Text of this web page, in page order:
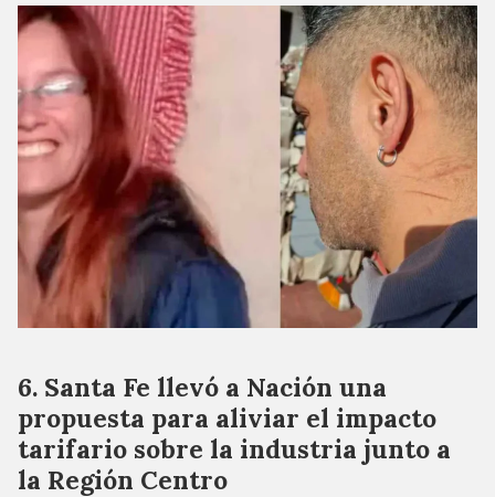
Santa Fe llevó a Nación una
propuesta para aliviar el impacto
tarifario sobre la industria junto a
la Región Centro